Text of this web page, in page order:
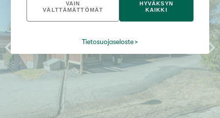
VAIN
VÄLTTÄMÄTTÖMÄT
HYVÄKSYN
KAIKKI
Tietosuojaseloste